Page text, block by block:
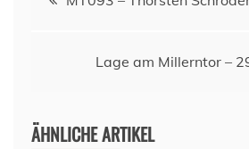
Lage am Millerntor –
ÄHNLICHE ARTIKEL